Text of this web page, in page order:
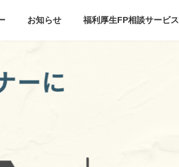
お知らせ 福利厚生FP相談サービス